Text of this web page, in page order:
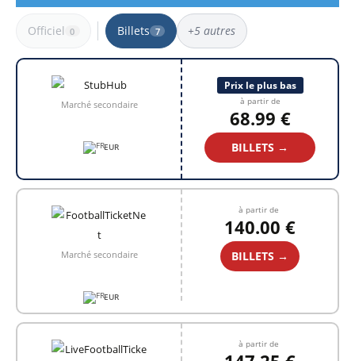
Officiel 0 Billets 7 +5 autres
7 résultats
Marché secondaire
EUR
Prix le plus bas
à partir de
68.99 €
BILLETS →
Marché secondaire
EUR
à partir de
140.00 €
BILLETS →
à partir de